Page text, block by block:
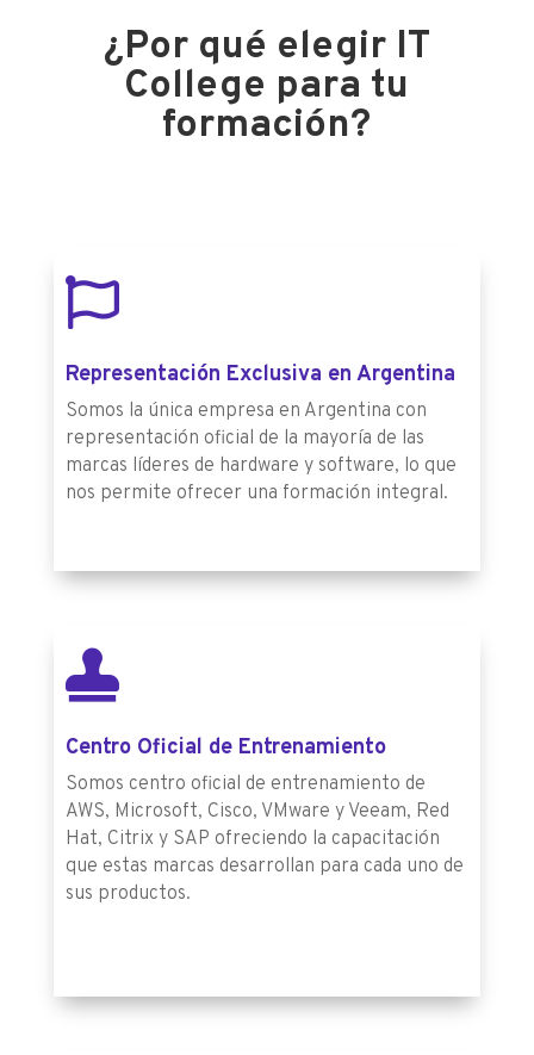
¿Por qué elegir IT
College para tu
formación?

Representación Exclusiva en Argentina
Somos la única empresa en Argentina con
representación oficial de la mayoría de las
marcas líderes de hardware y software, lo que
nos permite ofrecer una formación integral.

Centro Oficial de Entrenamiento
Somos centro oficial de entrenamiento de
AWS, Microsoft, Cisco, VMware y Veeam, Red
Hat, Citrix y SAP ofreciendo la capacitación
que estas marcas desarrollan para cada uno de
sus productos.